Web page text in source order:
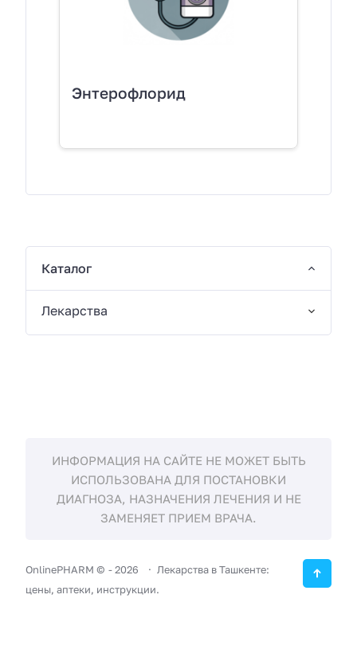
Энтерофлорид
Каталог
Лекарства
ИНФОРМАЦИЯ НА САЙТЕ НЕ МОЖЕТ БЫТЬ
ИСПОЛЬЗОВАНА ДЛЯ ПОСТАНОВКИ
ДИАГНОЗА, НАЗНАЧЕНИЯ ЛЕЧЕНИЯ И НЕ
ЗАМЕНЯЕТ ПРИЕМ ВРАЧА.
OnlinePHARM © -2026
Лекарства в Ташкенте:
цены, аптеки, инструкции.